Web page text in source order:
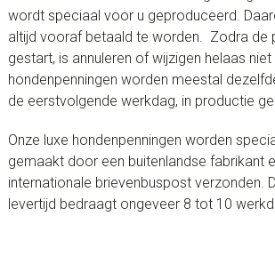
wordt speciaal voor u geproduceerd.
altijd vooraf betaald te worden. Zodra de
gestart, is annuleren of wijzigen helaas
hondenpenningen worden meestal
de eerstvolgende werkdag, in productie
Onze luxe hondenpenningen worden
gemaakt door een buitenlandse fabrikant
internationale brievenbuspost verzonden.
levertijd bedraagt ongeveer 8 tot 10